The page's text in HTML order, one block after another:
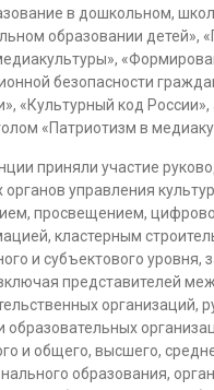
в дошкольном,
образовании детей»,
безопасности
«Культурный код
«Патриотизм в
приняли участие
органов управления
просвещением,
кластерным
и субъектового уровня,
представителей
организаций,
образовательных
и общего, высшего,
образования,